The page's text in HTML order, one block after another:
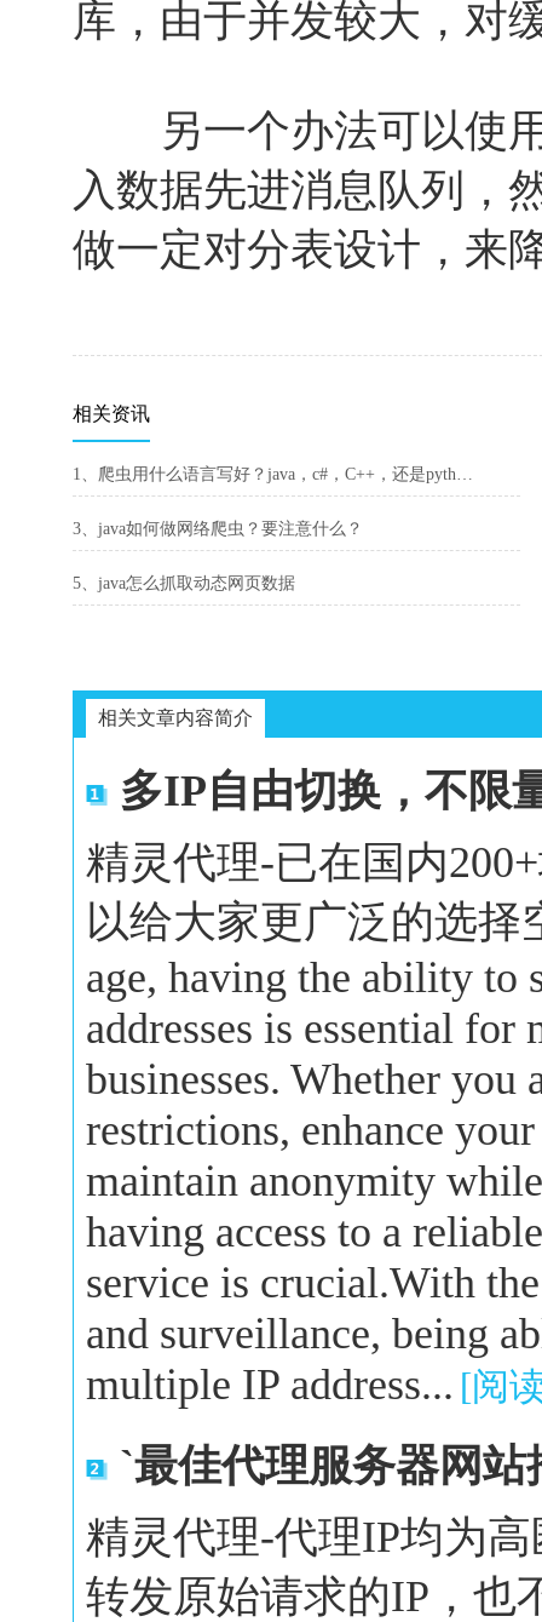
库，由于并发较大，对
另一个办法可以使用
入数据先进消息队列，
做一定对分表设计，来
相关资讯
1、爬虫用什么语言写好？java，c#，C++，还是python？
3、java如何做网络爬虫？要注意什么？
5、java怎么抓取动态网页数据
相关文章内容简介
多IP自由切换，不限
精灵代理-已在国内
以给大家更广泛的选择
age, having the ability to
addresses is essential
businesses. Whether you
restrictions, enhance
maintain anonymity
having access to a
service is crucial.With
and surveillance, being
multiple IP address... [阅
`最佳代理服务器网
精灵代理-代理IP均为
转发原始请求的IP，也